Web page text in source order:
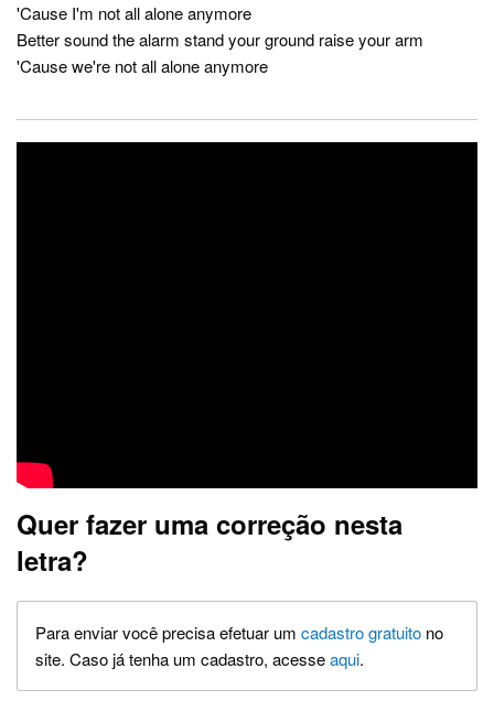
'Cause I'm not all alone anymore
Better sound the alarm stand your ground raise your arm
'Cause we're not all alone anymore
Quer fazer uma correção nesta
letra?
Para enviar você precisa efetuar um cadastro gratuito no
site. Caso já tenha um cadastro, acesseaqui.